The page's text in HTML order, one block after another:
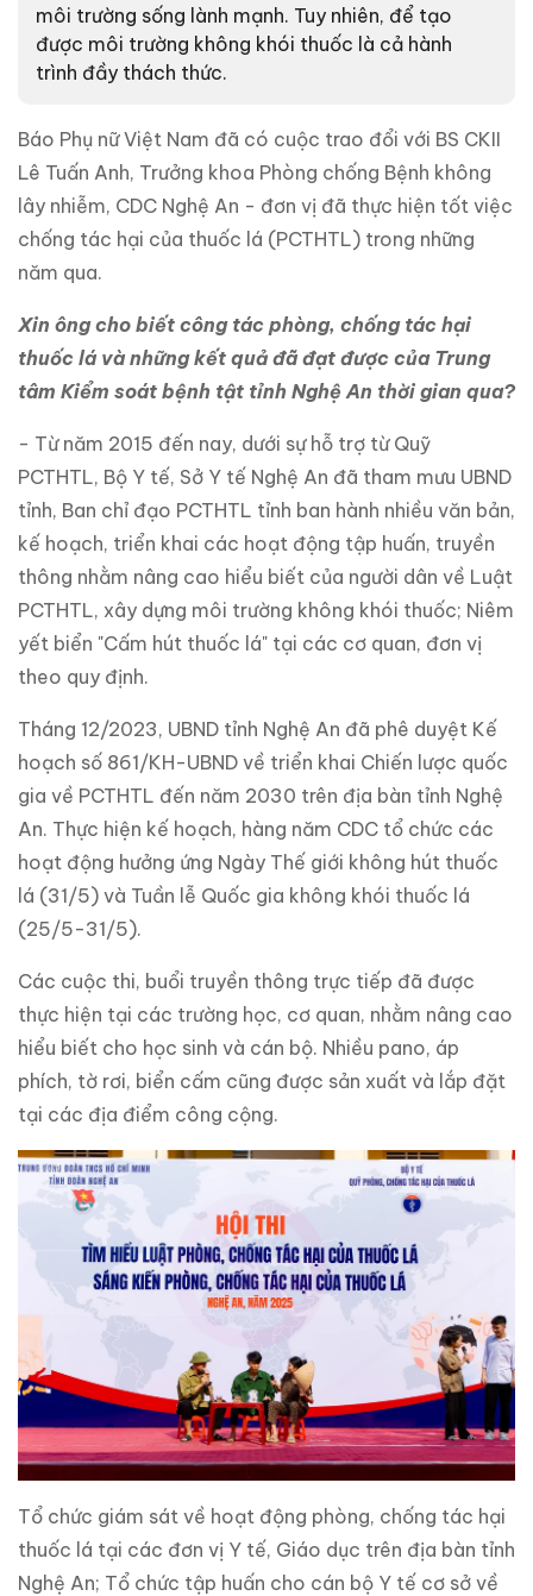
môi trường sống lành mạnh. Tuy nhiên, để tạo
được môi trường không khói thuốc là cả hành
trình đầy thách thức.
Báo Phụ nữ Việt Nam đã có cuộc trao đổi với BS CKII
Lê Tuấn Anh, Trưởng khoa Phòng chống Bệnh không
lây nhiễm, CDC Nghệ An - đơn vị đã thực hiện tốt việc
chống tác hại của thuốc lá (PCTHTL) trong những
năm qua.
Xin ông cho biết công tác phòng, chống tác hại
thuốc lá và những kết quả đã đạt được của Trung
tâm Kiểm soát bệnh tật tỉnh Nghệ An thời gian qua?
- Từ năm 2015 đến nay, dưới sự hỗ trợ từ Quỹ
PCTHTL, Bộ Y tế, Sở Y tế Nghệ An đã tham mưu UBND
tỉnh, Ban chỉ đạo PCTHTL tỉnh ban hành nhiều văn bản,
kế hoạch, triển khai các hoạt động tập huấn, truyền
thông nhằm nâng cao hiểu biết của người dân về Luật
PCTHTL, xây dựng môi trường không khói thuốc; Niêm
yết biển "Cấm hút thuốc lá" tại các cơ quan, đơn vị
theo quy định.
Tháng 12/2023, UBND tỉnh Nghệ An đã phê duyệt Kế
hoạch số 861/KH-UBND về triển khai Chiến lược quốc
gia về PCTHTL đến năm 2030 trên địa bàn tỉnh Nghệ
An. Thực hiện kế hoạch, hàng năm CDC tổ chức các
hoạt động hưởng ứng Ngày Thế giới không hút thuốc
lá (31/5) và Tuần lễ Quốc gia không khói thuốc lá
(25/5-31/5).
Các cuộc thi, buổi truyền thông trực tiếp đã được
thực hiện tại các trường học, cơ quan, nhằm nâng cao
hiểu biết cho học sinh và cán bộ. Nhiều pano, áp
phích, tờ rơi, biển cấm cũng được sản xuất và lắp đặt
tại các địa điểm công cộng.
Tổ chức giám sát về hoạt động phòng, chống tác hại
thuốc lá tại các đơn vị Y tế, Giáo dục trên địa bàn tỉnh
Nghệ An; Tổ chức tập huấn cho cán bộ Y tế cơ sở về